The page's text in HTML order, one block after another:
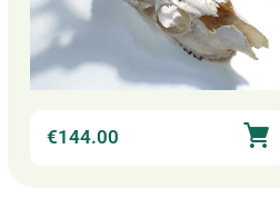
€144.00